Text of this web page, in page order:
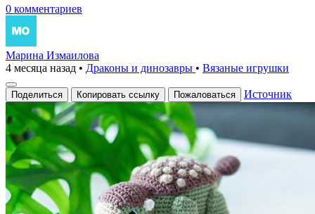
0 комментариев
Марина Измаилова
4 месяца назад • Драконы и динозавры • Вязаные игрушки
Поделиться Копировать ссылку Пожаловаться Источник